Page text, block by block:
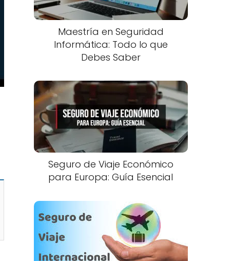
Maestría en Seguridad
Informática: Todo lo que
Debes Saber
Seguro de Viaje Económico
para Europa: Guía Esencial